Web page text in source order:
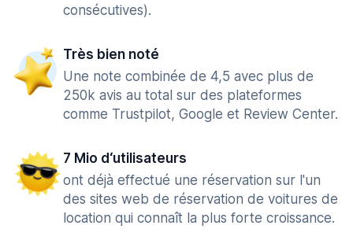
consécutives).
Très bien noté
Une note combinée de 4,5 avec plus de
250k avis au total sur des plateformes
comme Trustpilot, Google et Review Center.
7 Mio d‘utilisateurs
ont déjà effectué une réservation sur l'un
des sites web de réservation de voitures de
location qui connaît la plus forte croissance.